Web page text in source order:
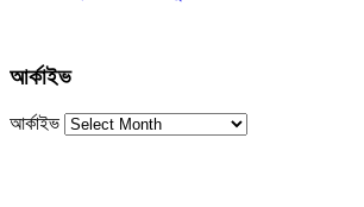
আর্কাইভ
আর্কাইভ